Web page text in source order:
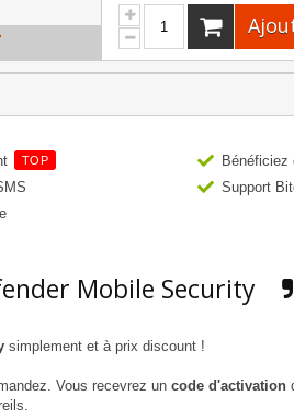
TOP
Bénéficiez
Support
Mobile Security
simplement et à prix discount !
Vous recevrez un code d'activation